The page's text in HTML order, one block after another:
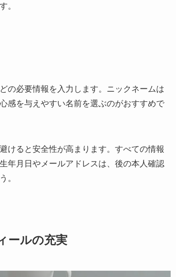
。
の必要情報を入力します。ニックネームは
感を与えやすい名前を選ぶのがおすすめで
けると安全性が高まります。すべての情報
年月日やメールアドレスは、後の本人確認
。
ールの充実